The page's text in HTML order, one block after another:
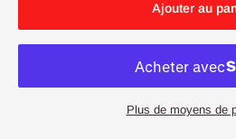
Ajouter au
Plus de moyens de